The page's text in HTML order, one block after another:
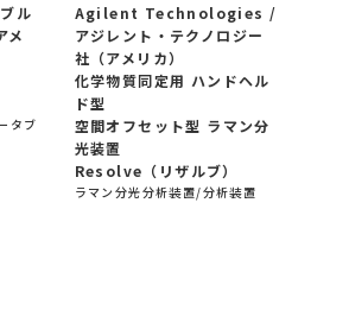
ル
メ
タブ
Agilent Technologies /
アジレント・テクノロジー
社（アメリカ）
化学物質同定用 ハンドヘル
ド型
空間オフセット型 ラマン分
光装置
Resolve（リザルブ）
ラマン分光分析装置/分析装置